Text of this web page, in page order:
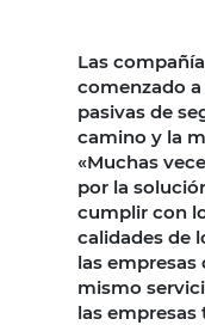
Las
comenzado
pasivas de
camino y la
«Muchas
por la
cumplir con
calidades de
las empresas
mismo
las empresas